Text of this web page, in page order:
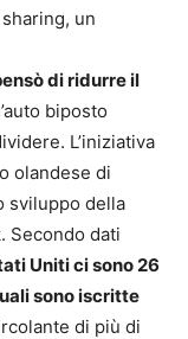
un
di ridurre il
biposto
L’iniziativa
olandese di
sviluppo della
Secondo dati
Uniti ci sono 26
sono iscritte
di più di